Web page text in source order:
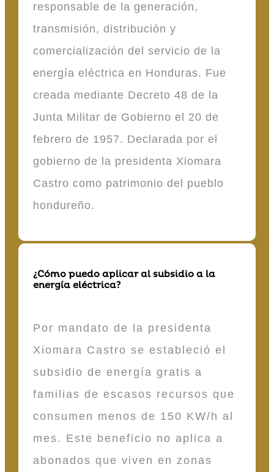
responsable de la generación,
transmisión, distribución y
comercialización del servicio de la
energía eléctrica en Honduras. Fue
creada mediante Decreto 48 de la
Junta Militar de Gobierno el 20 de
febrero de 1957. Declarada por el
gobierno de la presidenta Xiomara
Castro como patrimonio del pueblo
hondureño.
¿Cómo puedo aplicar al subsidio a la
energía eléctrica?
Por mandato de la presidenta
Xiomara Castro se estableció el
subsidio de energía gratis a
familias de escasos recursos que
consumen menos de 150 KW/h al
mes. Este beneficio no aplica a
abonados que viven en zonas